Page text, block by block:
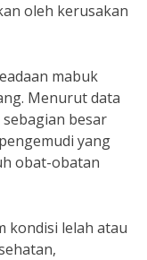
oleh kerusakan
mabuk
Menurut data
besar
yang
obat-obatan
kondisi lelah atau